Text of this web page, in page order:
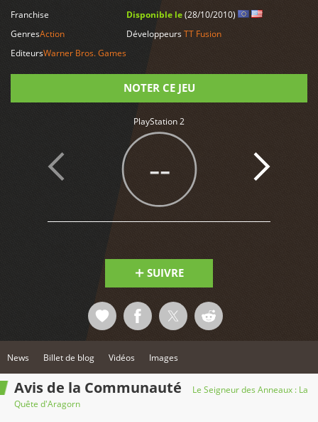
Franchise
GenresAction
EditeursWarner Bros. Games
Disponible le(28/10/2010)
DéveloppeursTT Fusion
NOTER CE JEU
PlayStation 2
--
SUIVRE
News Billet de blog Vidéos Images
Avis de la Communauté
Le Seigneur des Anneaux : La
Quête d'Aragorn